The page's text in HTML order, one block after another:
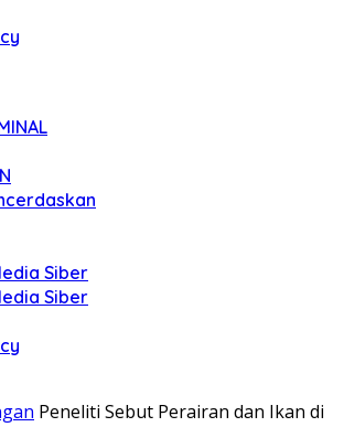
Siber
Siber
Peneliti Sebut Perairan dan Ikan di